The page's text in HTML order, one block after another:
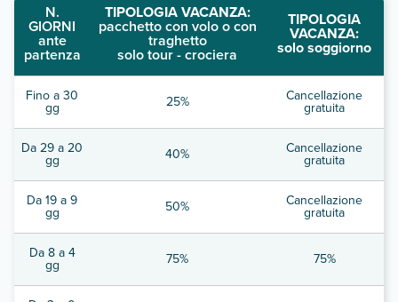
N.
GIORNI
ante
partenza
TIPOLOGIA VACANZA:
pacchetto con volo o con
traghetto
solo tour - crociera
TIPOLOGIA
VACANZA:
solo soggiorno
Fino a 30
gg 25% Cancellazione
gratuita
Da 29 a 20
gg 40% Cancellazione
gratuita
Da 19 a 9
gg 50% Cancellazione
gratuita
Da 8 a 4
gg 75% 75%